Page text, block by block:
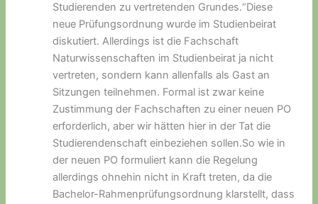
Studierenden zu vertretenden Grundes.“Diese
neue Prüfungsordnung wurde im Studienbeirat
diskutiert. Allerdings ist die Fachschaft
Naturwissenschaften im Studienbeirat ja nicht
vertreten, sondern kann allenfalls als Gast an
Sitzungen teilnehmen. Formal ist zwar keine
Zustimmung der Fachschaften zu einer neuen PO
erforderlich, aber wir hätten hier in der Tat die
Studierendenschaft einbeziehen sollen.So wie in
der neuen PO formuliert kann die Regelung
allerdings ohnehin nicht in Kraft treten, da die
Bachelor-Rahmenprüfungsordnung klarstellt, dass